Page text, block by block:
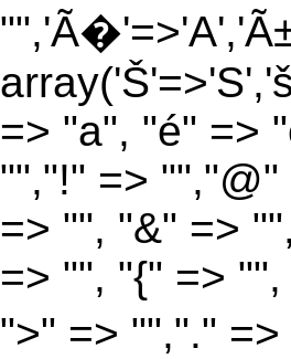
=> "a", "é" =>
"","!" =>
=> "", "&" =>
=> "", "{" =>
">" => "","."